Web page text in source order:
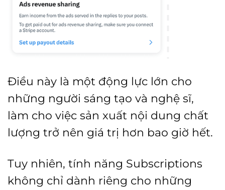
Điều này là một động lực lớn cho
những người sáng tạo và nghệ sĩ,
làm cho việc sản xuất nội dung chất
lượng trở nên giá trị hơn bao giờ hết.
Tuy nhiên, tính năng Subscriptions
không chỉ dành riêng cho những